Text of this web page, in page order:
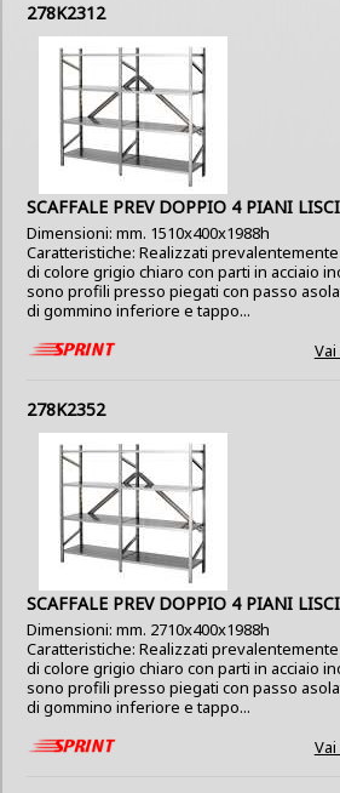
278K2312
SCAFFALE PREV DOPPIO 4 PIANI LISCI
Dimensioni: mm. 1510x400x1988h
Caratteristiche: Realizzati
di colore grigio chiaro con parti in acciaio
sono profili presso piegati con passo
di gommino inferiore e tappo...
278K2352
SCAFFALE PREV DOPPIO 4 PIANI LISCI
Dimensioni: mm. 2710x400x1988h
Caratteristiche: Realizzati
di colore grigio chiaro con parti in acciaio
sono profili presso piegati con passo
di gommino inferiore e tappo...